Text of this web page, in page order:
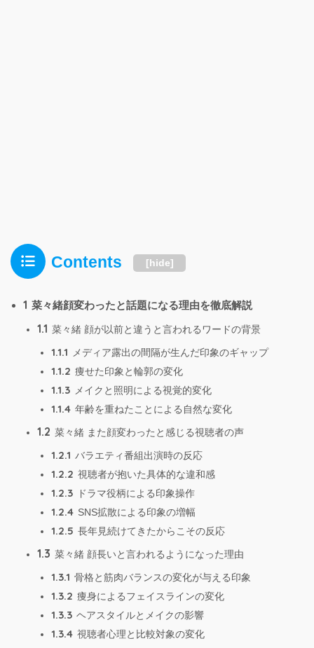
Contents [hide]
1 菜々緒顔変わったと話題になる理由を徹底解説
1.1 菜々緒 顔が以前と違うと言われるワードの背景
1.1.1 メディア露出の間隔が生んだ印象のギャップ
1.1.2 痩せた印象と輪郭の変化
1.1.3 メイクと照明による視覚的変化
1.1.4 年齢を重ねたことによる自然な変化
1.2 菜々緒 また顔変わったと感じる視聴者の声
1.2.1 バラエティ番組出演時の反応
1.2.2 視聴者が抱いた具体的な違和感
1.2.3 ドラマ役柄による印象操作
1.2.4 SNS拡散による印象の増幅
1.2.5 長年見続けてきたからこその反応
1.3 菜々緒 顔長いと言われるようになった理由
1.3.1 骨格と筋肉バランスの変化が与える印象
1.3.2 痩身によるフェイスラインの変化
1.3.3 ヘアスタイルとメイクの影響
1.3.4 視聴者心理と比較対象の変化